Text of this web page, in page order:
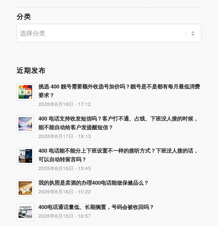
分类
类
近期发布
挑选 400 靓号需要额外收选号加价吗？靓号是不是都有每月最低消费
要求？
2026年6月18日 - 17:12
400 电话支持收发短信吗？客户打不通、占线、下班没人接的时候，
能不能自动给客户发提醒短信？
2026年6月17日 - 19:13
400 电话能不能分上下班设置不一样的接听方式？下班没人接的话，
可以自动转留言吗？
2026年6月16日 - 15:45
我的执照是卖酒的办理400电话能做保健品么？
2026年6月16日 - 10:22
400电话通话量低、长期搁置，号码会被收回吗？
2026年6月15日 - 16:57